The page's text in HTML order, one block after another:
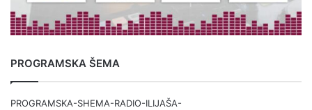
PROGRAMSKA ŠEMA
PROGRAMSKA-SHEMA-RADIO-ILIJAŠA-